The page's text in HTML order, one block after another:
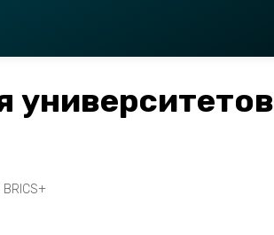
университетов